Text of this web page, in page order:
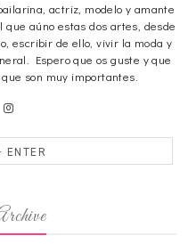
actriz, modelo y amante
aúno estas dos artes, desde
escribir de ello, vivir la moda y
Espero que os guste y que
son muy importantes.